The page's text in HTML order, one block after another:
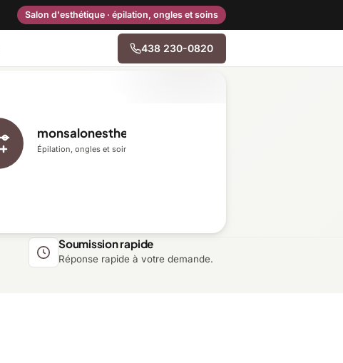
Salon d'esthétique · épilation, ongles et soins
Centre-du-Québec
Mauricie
438 230-0820
monsalonesthetique.ca
Épilation, ongles et soins du visage
Soumission rapide
Réponse rapide à votre demande.